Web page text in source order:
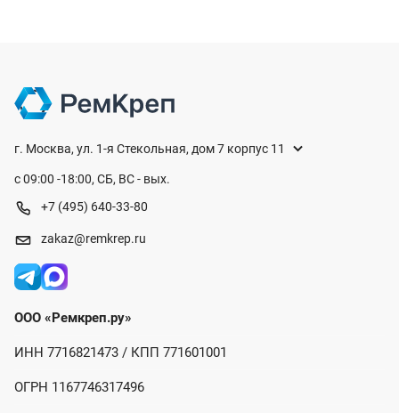
г. Москва, ул. 1-я Стекольная, дом 7 корпус 11
с 09:00 -18:00, СБ, ВС - вых.
+7 (495) 640-33-80
zakaz@remkrep.ru
ООО «Ремкреп.ру»
ИНН 7716821473 / КПП 771601001
ОГРН 1167746317496